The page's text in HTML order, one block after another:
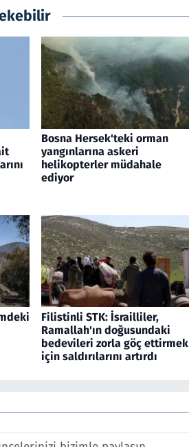
Bosna Hersek'teki orman
yangınlarına askeri
helikopterler müdahale
ediyor
Filistinli STK: İsrailliler,
Ramallah'ın doğusundaki
bedevileri zorla göç ettirmek
için saldırılarını artırdı